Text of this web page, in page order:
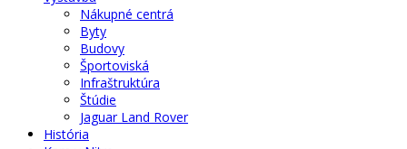
Nákupné centrá
Byty
Budovy
Športoviská
Infraštruktúra
Štúdie
Jaguar Land Rover
História